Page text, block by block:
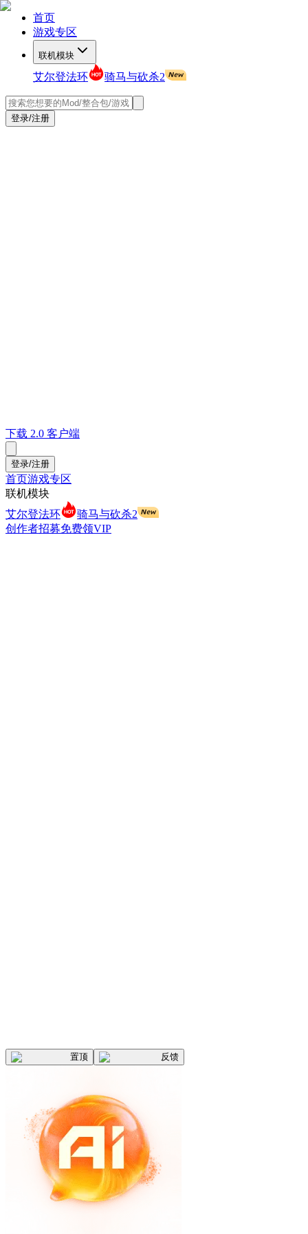
首页
游戏专区
联机模块
艾尔登法环 骑马与砍杀2
登录/注册
下载 2.0 客户端
登录/注册
首页游戏专区
联机模块
艾尔登法环
骑马与砍杀2
创作者招募免费领VIP
置顶 反馈